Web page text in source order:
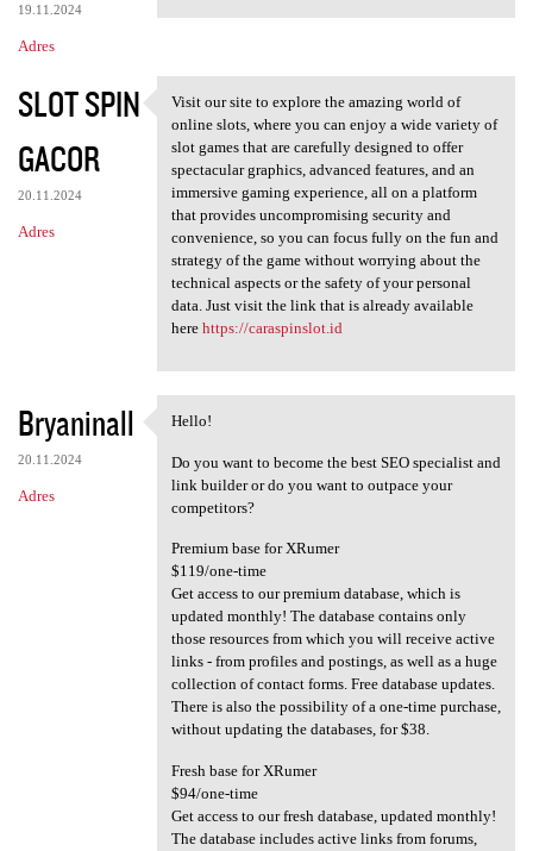
19.11.2024
Adres
SLOT SPIN
GACOR
20.11.2024
Adres
Visit our site to explore the
Visit our site to explore the amazing world of
online slots, where you can enjoy a wide variety of
slot games that are carefully designed to offer
spectacular graphics, advanced features, and an
immersive gaming experience, all on a platform
that provides uncompromising security and
convenience, so you can focus fully on the fun and
strategy of the game without worrying about the
technical aspects or the safety of your personal
data. Just visit the link that is already available
here https://caraspinslot.id
Bryaninall
20.11.2024
Adres
Hello!
Hello!
Do you want to become the best SEO specialist and
link builder or do you want to outpace your
competitors?
Premium base for XRumer
$119/one-time
Get access to our premium database, which is
updated monthly! The database contains only
those resources from which you will receive active
links - from profiles and postings, as well as a huge
collection of contact forms. Free database updates.
There is also the possibility of a one-time purchase,
without updating the databases, for $38.
Fresh base for XRumer
$94/one-time
Get access to our fresh database, updated monthly!
The database includes active links from forums,